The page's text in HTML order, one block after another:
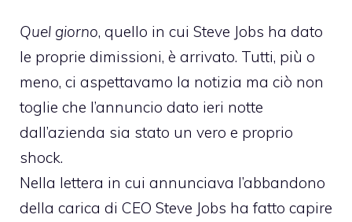
Quel giorno, quello in cui Steve Jobs ha dato
le proprie dimissioni, è arrivato. Tutti, più o
meno, ci aspettavamo la notizia ma ciò non
toglie che l’annuncio dato ieri notte
dall’azienda sia stato un vero e proprio
shock.
Nella lettera in cui annunciava l’abbandono
della carica di CEO Steve Jobs ha fatto capire